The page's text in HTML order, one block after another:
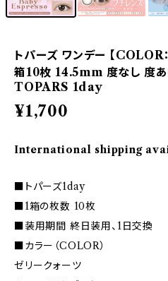
トパーズ ワンデー 【COLOR
箱10枚 14.5mm 度なし 度あ
TOPARS 1day
¥1,700
International shipping
■トパーズ1day
■1箱の枚数 10枚
■装用期間 終日装用、1日交換
■カラー（COLOR）
ゼリークォーツ